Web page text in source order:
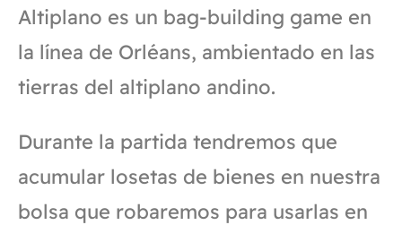
Altiplano es un bag-building game en
la línea de Orléans, ambientado en las
tierras del altiplano andino.
Durante la partida tendremos que
acumular losetas de bienes en nuestra
bolsa que robaremos para usarlas en